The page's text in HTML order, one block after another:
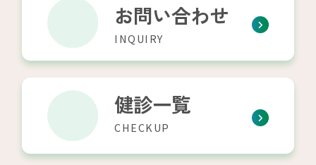
お問い合わせ
INQUIRY
健診一覧
CHECKUP